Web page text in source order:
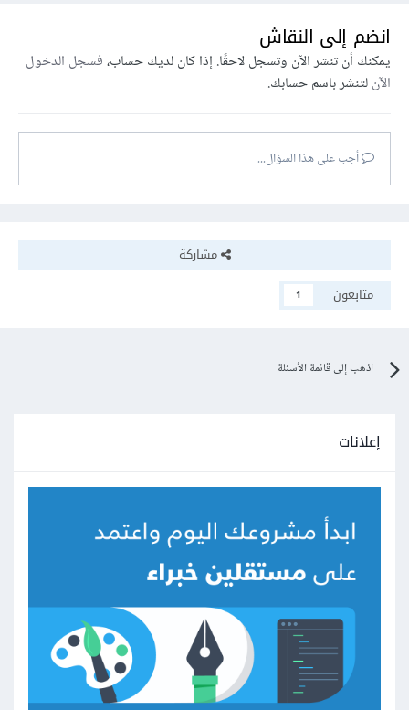
انضم إلى النقاش
يمكنك أن تنشر الآن وتسجل لاحقًا. إذا كان لديك حساب،فسجل الدخول
الآنلتنشر باسم حسابك.
أجب على هذا السؤال...
مشاركة
متابعون
1
اذهب إلى قائمة الأسئلة
إعلانات